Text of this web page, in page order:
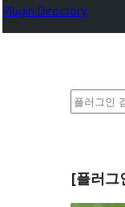
가
Plugin Directory
검
[플러그